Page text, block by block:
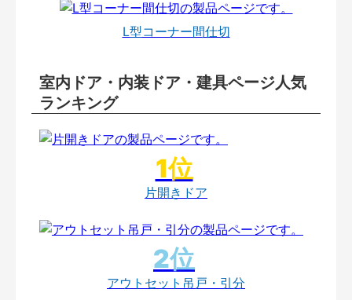
L型コーナー間仕切
室内ドア・内装ドア・建具ページ人気
ランキング
片開きドア
アウトセット吊戸・引分